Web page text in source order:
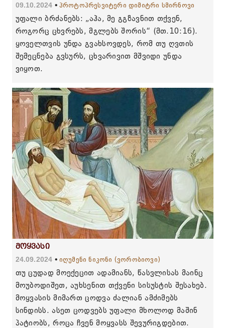
09.10.2024 პროტოპრესვიტერი დიმიტრი სმირნოვი
უფალი ბრძანებს: „აჰა, მე გგზავნით თქვენ,
როგორც ცხვრებს, მგლებს შორის“ (მთ.10:16).
ყოველთვის უნდა გვახსოვდეს, რომ თუ ღვთის
შემეცნება გვსურს, ცხვარივით მშვიდი უნდა
ვიყოთ.
მოყვასი
24.09.2024 იღუმენი ნიკონი (ვორობიოვი)
თუ ცუდად მოექეცით ადამიანს, წასვლისას მაინც
მოუბოდიშეთ, აუხსენით თქვენი სისუსტის შესახებ.
მოყვასის მიმართ ცოდვა ძალიან ამძიმებს
სინდისს. ასეთ ცოდვებს უფალი მხოლოდ მაშინ
პატიობს, როცა ჩვენ მოყვასს შევურიგდებით.